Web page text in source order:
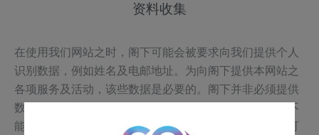
资料收集
在使用我们网站之时，阁下可能会被要求向我们提供个人
识别数据，例如姓名及电邮地址。为向阁下提供本网站之
各项服务及活动，该些数据是必要的。阁下并非必须提供
数据，惟倘若阁下作为用户未能提供所需数据，我们将不
能向阁下提供我们网站上可供享用之服务及活动。我们可